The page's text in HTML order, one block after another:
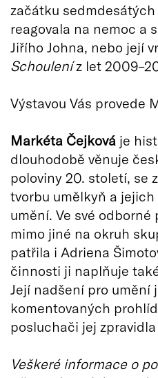
začátku
reagovala na nemoc a
Jiřího Johna, nebo její
Schouleníz let
Výstavou Vás provede
Markéta Čejková je
dlouhodobě věnuje
poloviny 20. století, se
tvorbu umělkyň a
umění. Ve své odborné
mimo jiné na okruh
patřila i Adriena
činnosti ji naplňuje
Její nadšení pro
komentovaných
posluchači jej
Veškeré informace o